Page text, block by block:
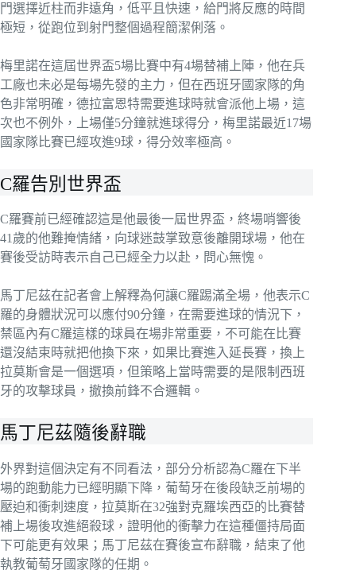
門選擇近柱而非遠角，低平且快速，給門將反應的時間
極短，從跑位到射門整個過程簡潔俐落。
梅里諾在這屆世界盃5場比賽中有4場替補上陣，他在兵
工廠也未必是每場先發的主力，但在西班牙國家隊的角
色非常明確，德拉富恩特需要進球時就會派他上場，這
次也不例外，上場僅5分鐘就進球得分，梅里諾最近17場
國家隊比賽已經攻進9球，得分效率極高。
C羅告別世界盃
C羅賽前已經確認這是他最後一屆世界盃，終場哨響後
41歲的他難掩情緒，向球迷鼓掌致意後離開球場，他在
賽後受訪時表示自己已經全力以赴，問心無愧。
馬丁尼茲在記者會上解釋為何讓C羅踢滿全場，他表示C
羅的身體狀況可以應付90分鐘，在需要進球的情況下，
禁區內有C羅這樣的球員在場非常重要，不可能在比賽
還沒結束時就把他換下來，如果比賽進入延長賽，換上
拉莫斯會是一個選項，但策略上當時需要的是限制西班
牙的攻擊球員，撤換前鋒不合邏輯。
馬丁尼茲隨後辭職
外界對這個決定有不同看法，部分分析認為C羅在下半
場的跑動能力已經明顯下降，葡萄牙在後段缺乏前場的
壓迫和衝刺速度，拉莫斯在32強對克羅埃西亞的比賽替
補上場後攻進絕殺球，證明他的衝擊力在這種僵持局面
下可能更有效果；馬丁尼茲在賽後宣布辭職，結束了他
執教葡萄牙國家隊的任期。